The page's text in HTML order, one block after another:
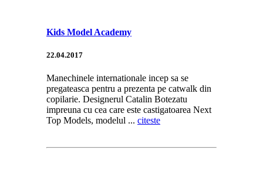
Kids Model Academy
22.04.2017
Manechinele internationale incep sa se
pregateasca pentru a prezenta pe catwalk din
copilarie. Designerul Catalin Botezatu
impreuna cu cea care este castigatoarea Next
Top Models, modelul ... citeste